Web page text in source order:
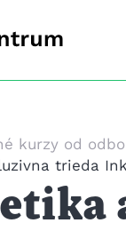
kurzy od